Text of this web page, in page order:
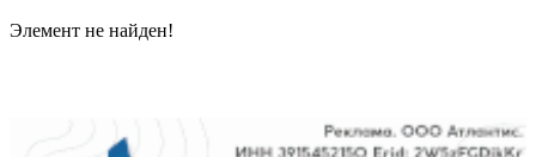
Элемент не найден!